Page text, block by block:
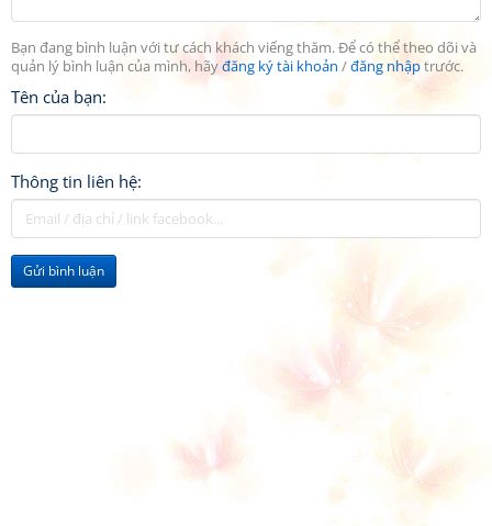
Bạn đang bình luận với tư cách khách viếng thăm. Để có thể theo dõi và
quản lý bình luận của mình, hãyđăng ký tài khoản /đăng nhậptrước.
Tên của bạn:
Thông tin liên hệ:
Gửi bình luận